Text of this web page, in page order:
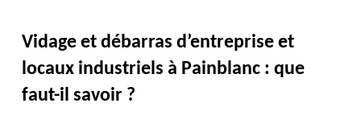
Vidage et débarras d’entreprise et
locaux industriels à Painblanc : que
faut-il savoir ?